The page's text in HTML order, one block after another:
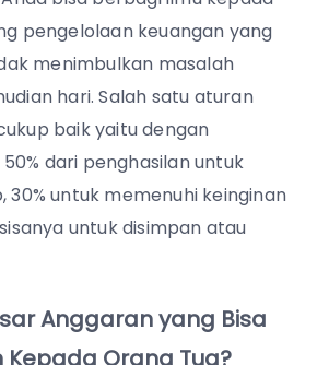
pengelolaan keuangan yang
menimbulkan masalah
hari. Salah satu aturan
baik yaitu dengan
dari penghasilan untuk
30% untuk memenuhi keinginan
untuk disimpan atau
Anggaran yang Bisa
Kepada Orang Tua?